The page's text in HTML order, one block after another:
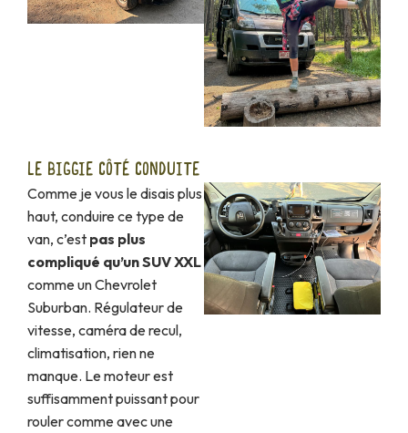
LE BIGGIE CÔTÉ CONDUITE
Comme je vous le disais plus
haut, conduire ce type de
van, c’est pas plus
compliqué qu’un SUV XXL
comme un Chevrolet
Suburban. Régulateur de
vitesse, caméra de recul,
climatisation, rien ne
manque. Le moteur est
suffisamment puissant pour
rouler comme avec une